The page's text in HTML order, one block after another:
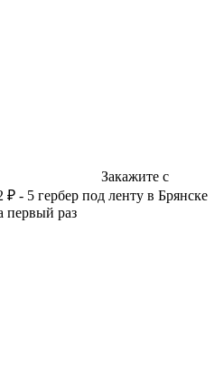
Закажите с
₽ - 5 гербер под ленту в Брянске
первый раз